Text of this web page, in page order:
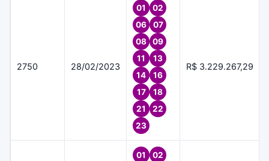
2750 28/02/2023
01
02
06
07
08
09
11
13
14
16
17
18
21
22
23
R$ 3.229.267,29
01
02